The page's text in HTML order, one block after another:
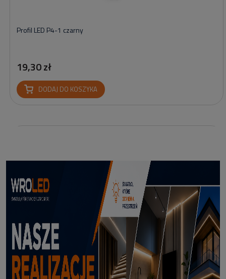
Profil LED P4-1 czarny
19,30 zł
DODAJ DO KOSZYKA
Profil led Profil LED P6-2 ½ biały 3m